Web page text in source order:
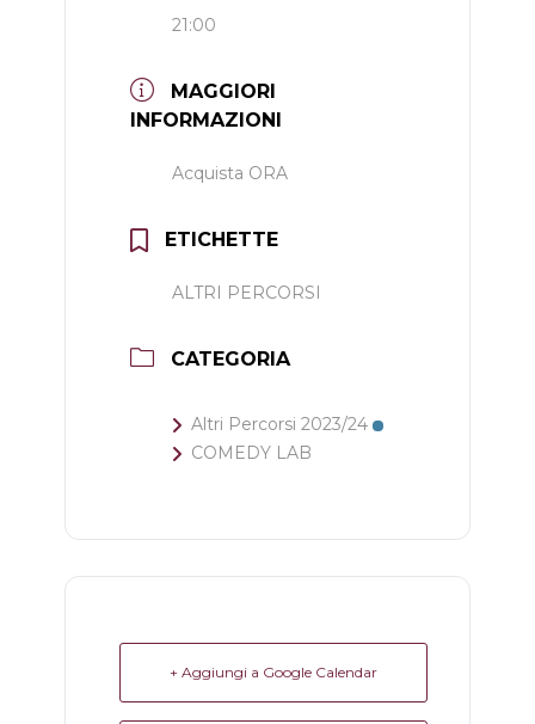
21:00
MAGGIORI
INFORMAZIONI
Acquista ORA
ETICHETTE
ALTRI PERCORSI
CATEGORIA
Altri Percorsi 2023/24
COMEDY LAB
+ Aggiungi a Google Calendar